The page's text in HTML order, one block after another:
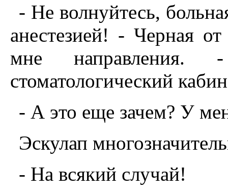
- Hе волнуйтесь,
анестезией! - Черная
мне направления.
стоматологический
- А это еще зачем? У
Эскулап
- Hа всякий случай!